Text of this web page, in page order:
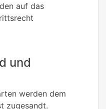
auf das
und
werden dem
zugesandt.